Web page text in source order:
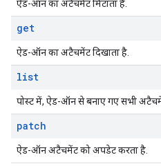
ऐड-ऑन का अटैचमेंट मिटाता है.
get
ऐड-ऑन का अटैचमेंट दिखाता है.
list
पोस्ट में, ऐड-ऑन से बनाए गए सभी
patch
ऐड-ऑन अटैचमेंट को अपडेट करता है.